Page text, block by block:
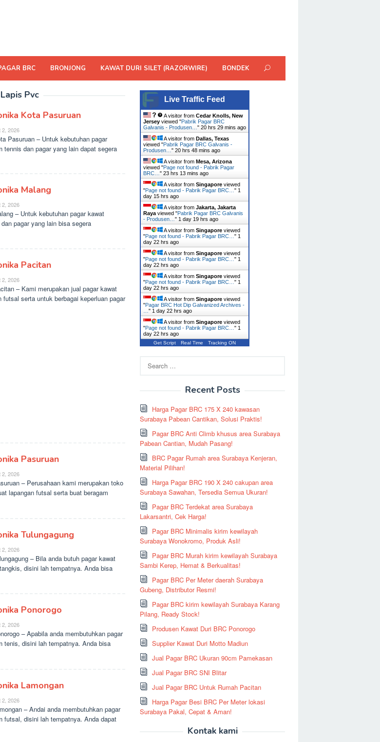
BRC BRONJONG KAWAT DURI SILET (RAZORWIRE) BONDEK
Pvc
Kota Pasuruan
2, 2026
Pasuruan – Untuk kebutuhan pagar
tennis dan pagar yang lain dapat segera
Malang
2, 2026
– Untuk kebutuhan pagar kawat
pagar yang lain bisa segera
Pacitan
2, 2026
– Kami merupakan jual pagar kawat
futsal serta untuk berbagai keperluan pagar
Pasuruan
2, 2026
– Perusahaan kami merupakan toko
lapangan futsal serta buat beragam
Tulungagung
2, 2026
– Bila anda butuh pagar kawat
disini lah tempatnya. Anda bisa
Ponorogo
2, 2026
– Apabila anda membutuhkan pagar
tenis, disini lah tempatnya. Anda bisa
Lamongan
2, 2026
– Andai anda membutuhkan pagar
futsal, disini lah tempatnya. Anda dapat
Live Traffic Feed
A visitor fromCedar Knolls, New
Jersey viewed "Pabrik Pagar BRC
Galvanis - Produsen…"20 hrs 29 mins ago
A visitor fromDallas, Texas
viewed "Pabrik Pagar BRC Galvanis -
Produsen…"20 hrs 48 mins ago
A visitor fromMesa, Arizona
viewed "Page not found - Pabrik Pagar
BRC…"23 hrs 14 mins ago
A visitor fromSingapore viewed
"Page not found - Pabrik Pagar BRC…" 1
day 15 hrs ago
A visitor fromJakarta, Jakarta
Raya viewed "Pabrik Pagar BRC Galvanis
- Produsen…" 1 day 19 hrs ago
A visitor fromSingapore viewed
"Page not found - Pabrik Pagar BRC…" 1
day 22 hrs ago
A visitor fromSingapore viewed
"Page not found - Pabrik Pagar BRC…" 1
day 22 hrs ago
A visitor fromSingapore viewed
"Page not found - Pabrik Pagar BRC…" 1
day 22 hrs ago
A visitor fromSingapore viewed
"Pagar BRC Hot Dip Galvanized Archives -
…" 1 day 22 hrs ago
A visitor fromSingapore viewed
"Page not found - Pabrik Pagar BRC…" 1
day 22 hrs ago
Get Script Real Time Tracking ON
for:
Recent Posts
Harga Pagar BRC 175 X 240 kawasan
Surabaya Pabean Cantikan, Solusi Praktis!
Pagar BRC Anti Climb khusus area Surabaya
Pabean Cantian, Mudah Pasang!
BRC Pagar Rumah area Surabaya Kenjeran,
Material Pilihan!
Harga Pagar BRC 190 X 240 cakupan area
Surabaya Sawahan, Tersedia Semua Ukuran!
Pagar BRC Terdekat area Surabaya
Lakarsantri, Cek Harga!
Pagar BRC Minimalis kirim kewilayah
Surabaya Wonokromo, Produk Asli!
Pagar BRC Murah kirim kewilayah Surabaya
Sambi Kerep, Hemat & Berkualitas!
Pagar BRC Per Meter daerah Surabaya
Gubeng, Distributor Resmi!
Pagar BRC kirim kewilayah Surabaya Karang
Pilang, Ready Stock!
Produsen Kawat Duri BRC Ponorogo
Supplier Kawat Duri Motto Madiun
Jual Pagar BRC Ukuran 90cm Pamekasan
Jual Pagar BRC SNI Blitar
Jual Pagar BRC Untuk Rumah Pacitan
Harga Pagar Besi BRC Per Meter lokasi
Surabaya Pakal, Cepat & Aman!
Kontak kami